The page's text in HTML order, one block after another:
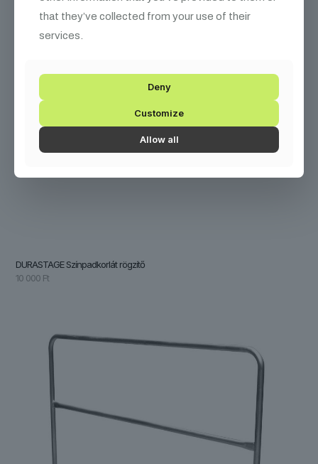
DURASTAGE Színpadkorlát rögzítő
10 000 Ft
that they’ve collected from your use of their
services.
Deny
Customize
Allow all